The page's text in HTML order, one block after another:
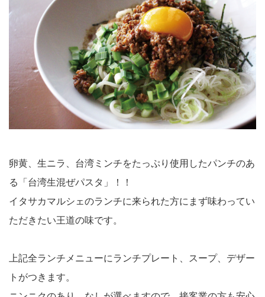
卵黄、生ニラ、台湾ミンチをたっぷり使用したパンチのあ
る「台湾生混ぜパスタ」！！
イタサカマルシェのランチに来られた方にまず味わってい
ただきたい王道の味です。
上記全ランチメニューにランチプレート、スープ、デザー
トがつきます。